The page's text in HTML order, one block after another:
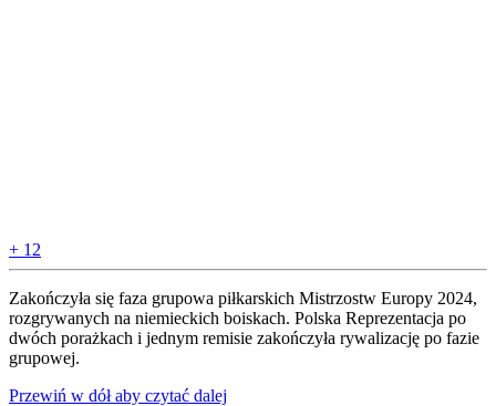
+ 12
Zakończyła się faza grupowa piłkarskich Mistrzostw Europy 2024,
rozgrywanych na niemieckich boiskach. Polska Reprezentacja po
dwóch porażkach i jednym remisie zakończyła rywalizację po fazie
grupowej.
Przewiń w dół aby czytać dalej